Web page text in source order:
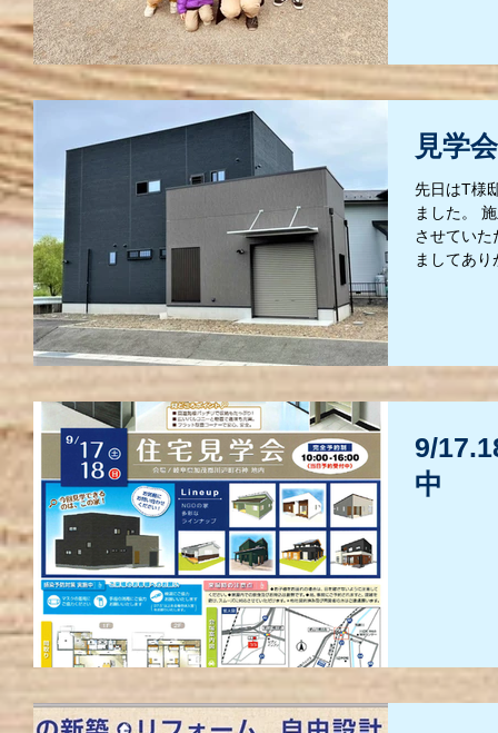
見学
先日はT様
ました。
させていた
ましてあ
9/
中